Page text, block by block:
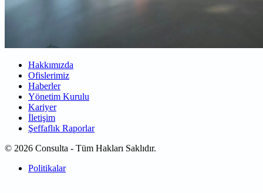
Hakkımızda
Ofislerimiz
Haberler
Yönetim Kurulu
Kariyer
İletişim
Şeffaflık Raporlar
© 2026 Consulta - Tüm Hakları Saklıdır.
Politikalar